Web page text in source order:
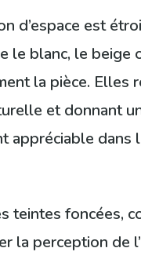
d’espace est
le blanc, le
la pièce. Elles
et donnant
appréciable dans
teintes foncées,
la perception de